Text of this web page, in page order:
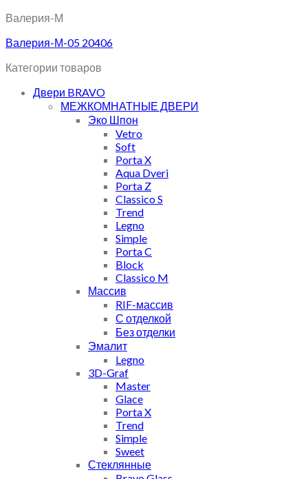
Валерия-М
Валерия-М-05 20406
Категории товаров
Двери BRAVO
МЕЖКОМНАТНЫЕ ДВЕРИ
Эко Шпон
Vetro
Soft
Porta X
Aqua Dveri
Porta Z
Classico S
Trend
Legno
Simple
Porta C
Block
Classico M
Массив
RIF-массив
С отделкой
Без отделки
Эмалит
Legno
3D-Graf
Master
Glace
Porta X
Trend
Simple
Sweet
Стеклянные